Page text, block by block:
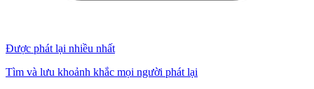
Được phát lại nhiều nhất
Tìm và lưu khoảnh khắc mọi người phát lại